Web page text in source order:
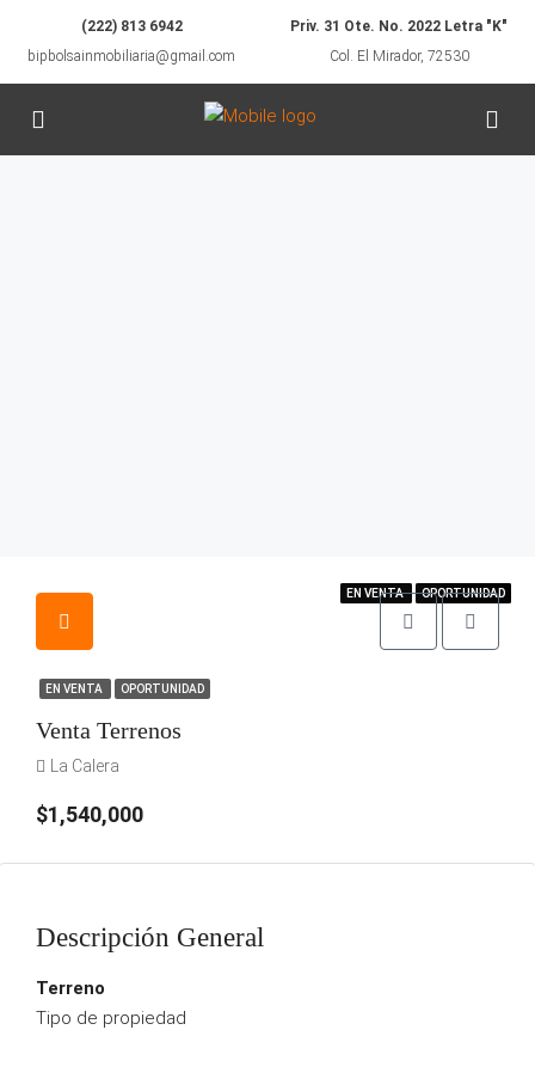
(222) 813 6942
bipbolsainmobiliaria@gmail.com
Priv. 31 Ote. No. 2022 Letra "K"
Col. El Mirador, 72530
EN VENTA OPORTUNIDAD
Venta Terrenos
La Calera
$1,540,000
Descripción General
Terreno
Tipo de propiedad
EN VENTA
EN VENTA OPORTUNIDAD
EN VENTA OPORTUNIDAD
EN VENTA OPORTUNIDAD